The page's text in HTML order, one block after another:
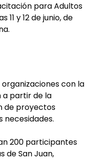
para Adultos
y 12 de junio, de
con la
a partir de la
de proyectos
necesidades.
200 participantes
de San Juan,